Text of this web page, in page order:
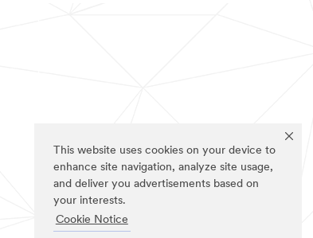
This website uses cookies on your device to
enhance site navigation, analyze site usage,
and deliver you advertisements based on
your interests.
Cookie Notice